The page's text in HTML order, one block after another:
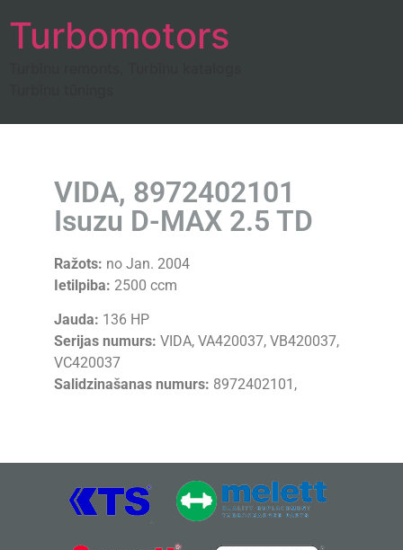
Turbomotors
VIDA, 8972402101
Isuzu D-MAX 2.5 TD
Ražots: no Jan. 2004
Ietilpiba: 2500 ccm
Jauda: 136 HP
Serijas numurs: VIDA, VA420037, VB420037,
VC420037
Salidzinašanas numurs: 8972402101,